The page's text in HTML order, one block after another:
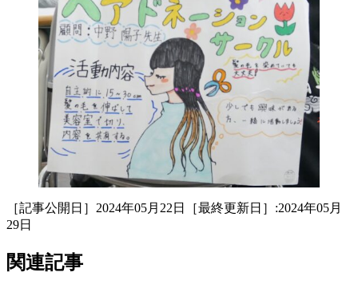
［記事公開日］2024年05月22日［最終更新日］:2024年05月
29日
関連記事